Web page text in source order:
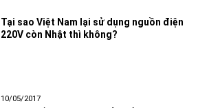
Tại sao Việt Nam lại sử dụng nguồn điện
220V còn Nhật thì không?
10/05/2017